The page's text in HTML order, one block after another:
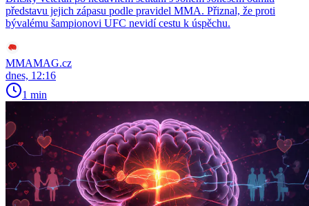
představu jejich zápasu podle pravidel MMA. Přiznal, že proti
bývalému šampionovi UFC nevidí cestu k úspěchu.
MMAMAG.cz
dnes, 12:16
1 min